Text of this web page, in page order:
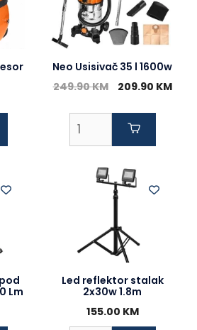
Neo Usisivač 35 l 1600w
249.90KM
Original
was:
249.90 KM.
209.90 KM
Lm
Led reflektor stalak
2x30w 1.8m
155.00 KM